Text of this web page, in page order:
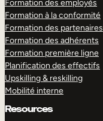
Formation des employés
Formation à la conformité
Formation des partenaires
Formation des adhérents
Formation première ligne
Planification des effectifs
Upskilling & reskilling
Mobilité interne
Resources